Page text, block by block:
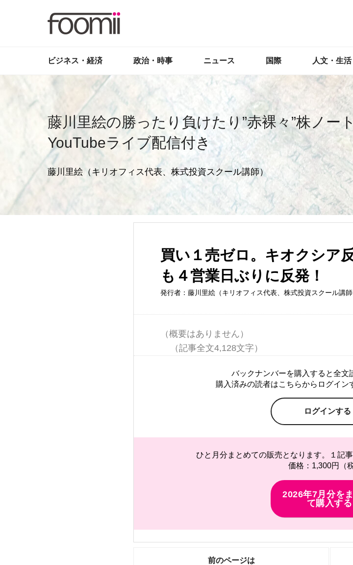
ビジネス・経済 政治・時事 ニュース 国際 人文・生活
藤川里絵の勝ったり負けたり”赤裸々”株ノー
YouTubeライブ配信付き
藤川里絵（キリオフィス代表、株式投資スクール講師）
買い１売ゼロ。キオクシア
も４営業日ぶりに反発！
発行者：藤川里絵（キリオフィス代表、株式投資スクール講師
（概要はありません）
バックナンバーを購入すると全文
購入済みの読者はこちらからログイン
ログインする
ひと月分まとめての販売となります。１記
価格：1,300円（
2026年7月分を
て購入する
前のページは